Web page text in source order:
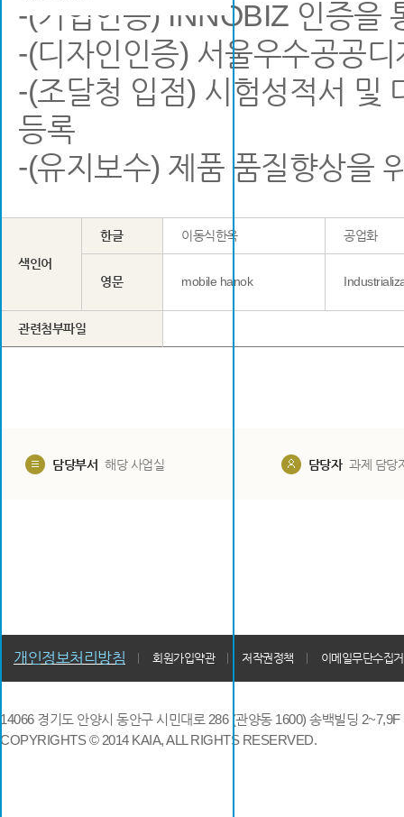
-(기업인증) INNOBIZ 인증을
-(디자인인증) 서울우수공공
-(조달청 입점) 시험성적서 및
등록
-(유지보수) 제품 품질향상을
색인어
한글 이동식한옥 공업화
영문 mobile hanok
관련첨부파일
담당부서 해당 사업실 담당자 과제 담당
개인정보처리방침 회원가입약관 저작권정책 이메일무단수집
14066 경기도 안양시 동안구 시민대로 286 (관양동 1600) 송백빌딩
COPYRIGHTS © 2014 KAIA, ALL RIGHTS RESERVED.